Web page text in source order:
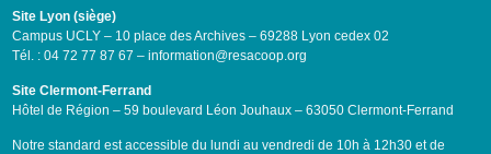
Site Lyon (siège)
Campus UCLY – 10 place des Archives – 69288 Lyon cedex 02
Tél. : 04 72 77 87 67 – information@resacoop.org
Site Clermont-Ferrand
Hôtel de Région – 59 boulevard Léon Jouhaux – 63050 Clermont-Ferrand
Notre standard est accessible du lundi au vendredi de 10h à 12h30 et de